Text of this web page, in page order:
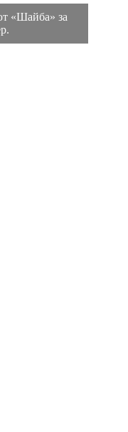
«Шайба» за